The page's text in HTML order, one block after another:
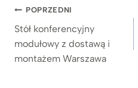
Nawigacja
wpisu
POPRZEDNI
Stół konferencyjny
modułowy z dostawą i
montażem Warszawa